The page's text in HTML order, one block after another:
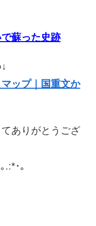
蘇った史跡
マップ｜国重文か
ありがとうござ
･。